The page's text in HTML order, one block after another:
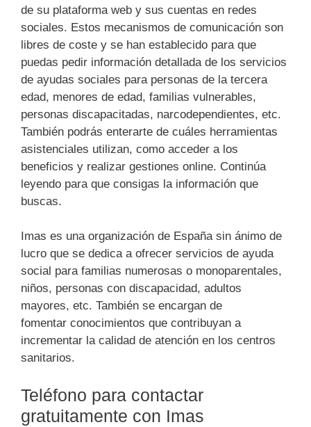
de su plataforma web y sus cuentas en redes
sociales. Estos mecanismos de comunicación son
libres de coste y se han establecido para que
puedas pedir información detallada de los servicios
de ayudas sociales para personas de la tercera
edad, menores de edad, familias vulnerables,
personas discapacitadas, narcodependientes, etc.
También podrás enterarte de cuáles herramientas
asistenciales utilizan, como acceder a los
beneficios y realizar gestiones online. Continúa
leyendo para que consigas la información que
buscas.
Imas es una organización de España sin ánimo de
lucro que se dedica a ofrecer servicios de ayuda
social para familias numerosas o monoparentales,
niños, personas con discapacidad, adultos
mayores, etc. También se encargan de
fomentar conocimientos que contribuyan a
incrementar la calidad de atención en los centros
sanitarios.
Teléfono para contactar
gratuitamente con Imas